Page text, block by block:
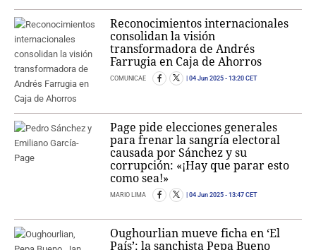
Reconocimientos internacionales
consolidan la visión
transformadora de Andrés
Farrugia en Caja de Ahorros
COMUNICAE 04 Jun 2025 - 13:20 CET
Page pide elecciones generales
para frenar la sangría electoral
causada por Sánchez y su
corrupción: «¡Hay que parar esto
como sea!»
MARIO LIMA 04 Jun 2025 - 13:47 CET
Oughourlian mueve ficha en ‘El
País’: la sanchista Pepa Bueno